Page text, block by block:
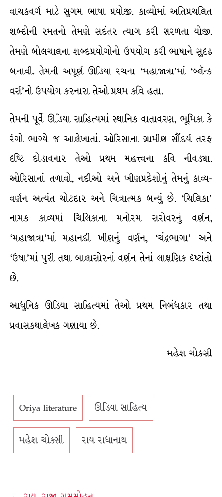
વાચકવર્ગ માટે સુગમ ભાષા પ્રયોજી. કાવ્યોમાં અતિપ્રચલિત
શબ્દોની રમતનો તેમણે સદંતર ત્યાગ કરી સરળતા યોજી.
તેમણે બોલચાલના શબ્દપ્રયોગોનો ઉપયોગ કરી ભાષાને સુદૃઢ
બનાવી. તેમની અપૂર્ણ ઊડિયા રચના ‘મહાજાત્રા’માં ‘બ્લૅન્ક
વર્સ’નો ઉપયોગ કરનારા તેઓ પ્રથમ કવિ હતા.
તેમની પૂર્વે ઊડિયા સાહિત્યમાં સ્થાનિક વાતાવરણ, ભૂમિકા કે
રંગો ભાગ્યે જ આલેખાતાં. ઓરિસાના ગ્રામીણ સૌંદર્ય તરફ
દૃષ્ટિ દોડાવનાર તેઓ પ્રથમ મહત્ત્વના કવિ નીવડ્યા.
ઓરિસાનાં તળાવો, નદીઓ અને ખીણપ્રદેશોનું તેમનું કાવ્ય-
વર્ણન અત્યંત ચોટદાર અને ચિત્રાત્મક બન્યું છે. ‘ચિલિકા’
નામક કાવ્યમાં ચિલિકાના મનોરમ સરોવરનું વર્ણન,
‘મહાજાત્રા’માં મહાનદી ખીણનું વર્ણન, ‘ચંદ્રભાગા’ અને
‘ઉષા’માં પુરી તથા બાલાસોરનાં વર્ણન તેનાં લાક્ષણિક દૃષ્ટાંતો
છે.
આધુનિક ઊડિયા સાહિત્યમાં તેઓ પ્રથમ નિબંધકાર તથા
પ્રવાસકથાલેખક ગણાયા છે.
મહેશ ચોકસી
Oriya literature ઊડિયા સાહિત્ય
મહેશ ચોકસી રાય રાધાનાથ